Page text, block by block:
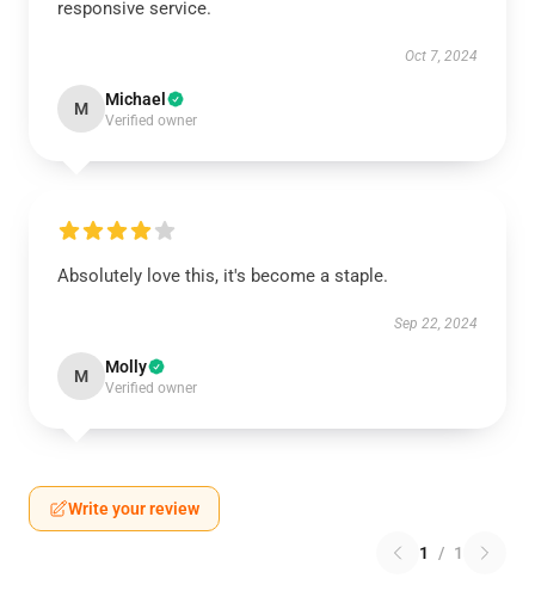
responsive service.
Oct 7, 2024
M Michael
Verified owner
Absolutely love this, it's become a staple.
Sep 22, 2024
M Molly
Verified owner
Write your review
1 / 1